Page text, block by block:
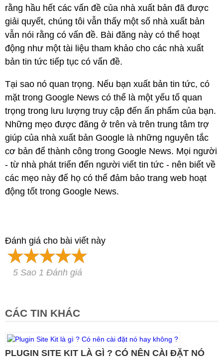
rằng hầu hết các vấn đề của nhà xuất bản đã được
giải quyết, chúng tôi vẫn thấy một số nhà xuất bản
vẫn nói rằng có vấn đề. Bài đăng này có thể hoạt
động như một tài liệu tham khảo cho các nhà xuất
bản tin tức tiếp tục có vấn đề.
Tại sao nó quan trọng. Nếu bạn xuất bản tin tức, có
mặt trong Google News có thể là một yếu tố quan
trọng trong lưu lượng truy cập đến ấn phẩm của bạn.
Những mẹo được đăng ở trên và trên trung tâm trợ
giúp của nhà xuất bản Google là những nguyên tắc
cơ bản để thành công trong Google News. Mọi người
- từ nhà phát triển đến người viết tin tức - nên biết về
các mẹo này để họ có thể đảm bảo trang web hoạt
động tốt trong Google News.
Đánh giá cho bài viết này
5 Sao 1 Đánh giá
CÁC TIN KHÁC
PLUGIN SITE KIT LÀ GÌ ? CÓ NÊN CÀI ĐẶT NÓ